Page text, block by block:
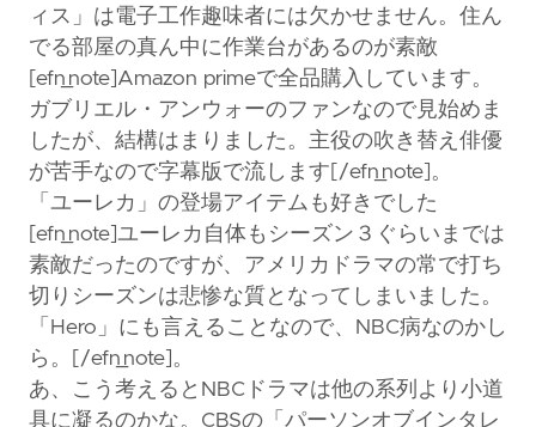
ィス」は電子工作趣味者には欠かせません。住ん
でる部屋の真ん中に作業台があるのが素敵
[efn_note]Amazon primeで全品購入しています。
ガブリエル・アンウォーのファンなので見始めま
したが、結構はまりました。主役の吹き替え俳優
が苦手なので字幕版で流します[/efn_note]。
「ユーレカ」の登場アイテムも好きでした
[efn_note]ユーレカ自体もシーズン３ぐらいまでは
素敵だったのですが、アメリカドラマの常で打ち
切りシーズンは悲惨な質となってしまいました。
「Hero」にも言えることなので、NBC病なのかし
ら。[/efn_note]。
あ、こう考えるとNBCドラマは他の系列より小道
具に凝るのかな。CBSの「パーソンオブインタレ